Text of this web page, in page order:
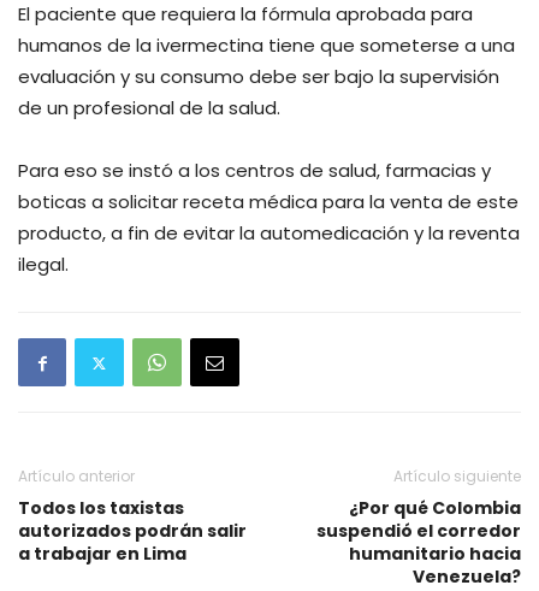
El paciente que requiera la fórmula aprobada para
humanos de la ivermectina tiene que someterse a una
evaluación y su consumo debe ser bajo la supervisión
de un profesional de la salud.
Para eso se instó a los centros de salud, farmacias y
boticas a solicitar receta médica para la venta de este
producto, a fin de evitar la automedicación y la reventa
ilegal.
Artículo anterior
Todos los taxistas
autorizados podrán salir
a trabajar en Lima
Artículo siguiente
¿Por qué Colombia
suspendió el corredor
humanitario hacia
Venezuela?